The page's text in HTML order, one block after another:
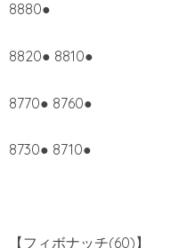
8880●
8820● 8810●
8770● 8760●
8730● 8710●
【フィボナッチ(60)】